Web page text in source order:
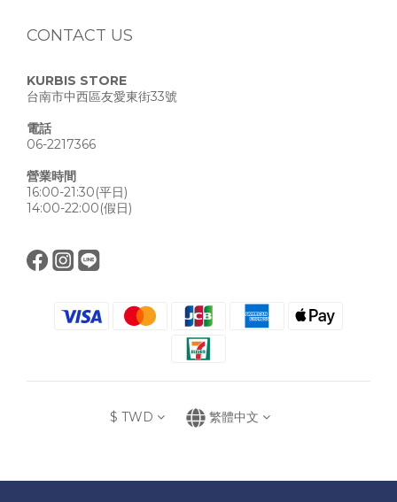
CONTACT US
KURBIS STORE
台南市中西區友愛東街33號
電話
06-2217366
營業時間
16:00-21:30(平日)
14:00-22:00(假日)
$ TWD 繁體中文